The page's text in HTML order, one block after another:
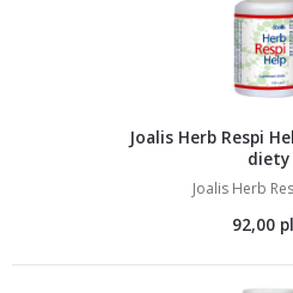
Joalis Herb Respi
diety
Joalis Herb
92,00